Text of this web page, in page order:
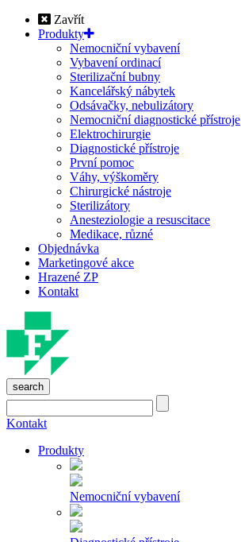
Zavřít
Produkty
Nemocniční vybavení
Vybavení ordinací
Sterilizační bubny
Kancelářský nábytek
Odsávačky, nebulizátory
Nemocniční diagnostické přístroje
Elektrochirurgie
Diagnostické přístroje
První pomoc
Váhy, výškoměry
Chirurgické nástroje
Sterilizátory
Anesteziologie a resuscitace
Medikace, různé
Objednávka
Marketingové akce
Hrazené ZP
Kontakt
search
Kontakt
Produkty
Nemocniční vybavení